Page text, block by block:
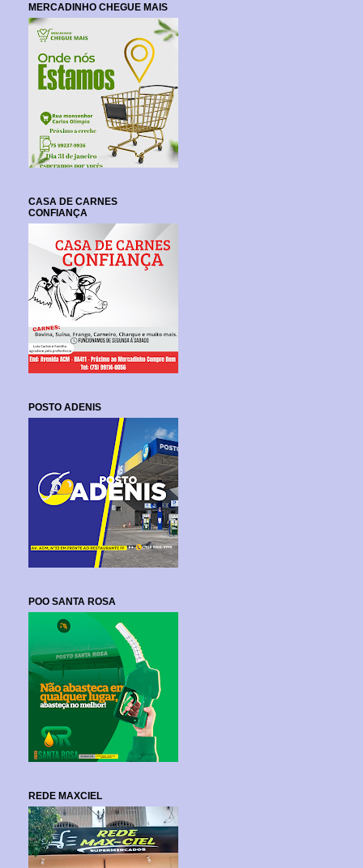
MERCADINHO CHEGUE MAIS
CASA DE CARNES
CONFIANÇA
POSTO ADENIS
POO SANTA ROSA
REDE MAXCIEL